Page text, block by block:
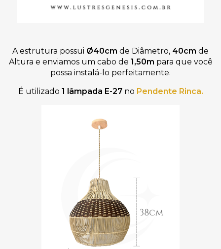
A estrutura possui Ø40cm de Diâmetro, 40cm de
Altura e enviamos um cabo de 1,50m para que você
possa instalá-lo perfeitamente.
É utilizado 1 lâmpada E-27no Pendente Rinca.